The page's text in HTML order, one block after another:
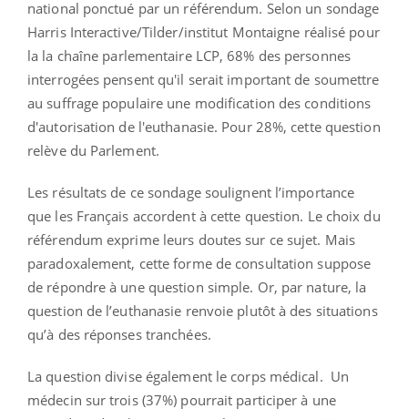
national ponctué par un référendum. Selon un sondage
Harris Interactive/Tilder/institut Montaigne réalisé pour
la la chaîne parlementaire LCP, 68% des personnes
interrogées pensent qu'il serait important de soumettre
au suffrage populaire une modification des conditions
d'autorisation de l'euthanasie. Pour 28%, cette question
relève du Parlement.
Les résultats de ce sondage soulignent l’importance
que les Français accordent à cette question. Le choix du
référendum exprime leurs doutes sur ce sujet. Mais
paradoxalement, cette forme de consultation suppose
de répondre à une question simple. Or, par nature, la
question de l’euthanasie renvoie plutôt à des situations
qu’à des réponses tranchées.
La question divise également le corps médical. Un
médecin sur trois (37%) pourrait participer à une